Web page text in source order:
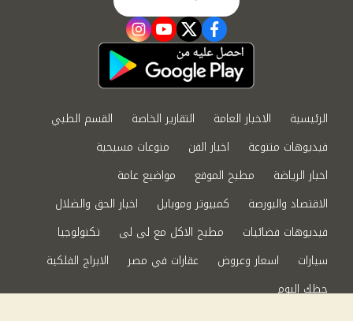
facebook
twitter
youtube
instagram
الرئيسية الاخبار العامة التقارير الخاصة
القسم الطبي
فيديوهات متنوعة
اخبار الفن
منوعات مسيحية
اخبار الرياضة
مطبخ الموقع
مواضيع عامة
الاقتصاد والبورصة
كمبيوتر وموبايل
اخبار الحق والضلال
فيديوهات فضائيات
مطبخ الاكل مع لى لى
تكنولوجيا
سيارات
اسعار وعروض عقارات في مصر
الابراج الفلكية
حظك اليوم